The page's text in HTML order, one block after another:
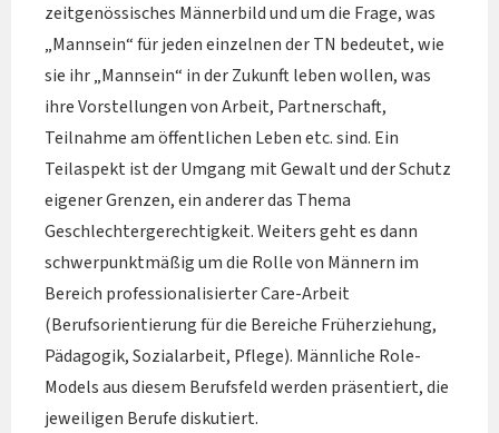
zeitgenössisches Männerbild und um die Frage, was
„Mannsein“ für jeden einzelnen der TN bedeutet, wie
sie ihr „Mannsein“ in der Zukunft leben wollen, was
ihre Vorstellungen von Arbeit, Partnerschaft,
Teilnahme am öffentlichen Leben etc. sind. Ein
Teilaspekt ist der Umgang mit Gewalt und der Schutz
eigener Grenzen, ein anderer das Thema
Geschlechtergerechtigkeit. Weiters geht es dann
schwerpunktmäßig um die Rolle von Männern im
Bereich professionalisierter Care-Arbeit
(Berufsorientierung für die Bereiche Früherziehung,
Pädagogik, Sozialarbeit, Pflege). Männliche Role-
Models aus diesem Berufsfeld werden präsentiert, die
jeweiligen Berufe diskutiert.